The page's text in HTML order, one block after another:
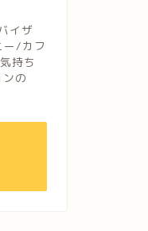
イザ
ー/カフ
持ち
の